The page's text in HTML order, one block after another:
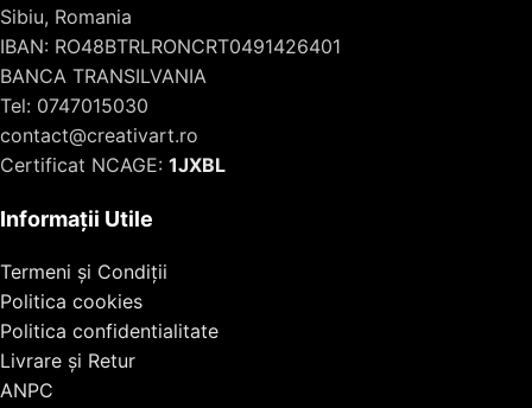
Sibiu, Romania
IBAN: RO48BTRLRONCRT0491426401
BANCA TRANSILVANIA
Tel: 0747015030
contact@creativart.ro
Certificat NCAGE: 1JXBL
Informații Utile
Termeni și Condiții
Politica cookies
Politica confidentialitate
Livrare și Retur
ANPC